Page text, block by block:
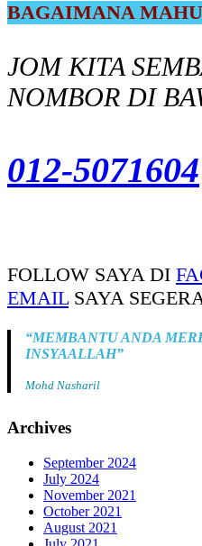
BAGAIMANA
JOM KITA
NOMBOR DI
012-5071604
FOLLOW SAYA DI
EMAILSAYA
“MEMBANTU ANDA
INSYAALLAH”
Mohd Nasharil
Archives
September 2024
July 2024
November 2021
October 2021
August 2021